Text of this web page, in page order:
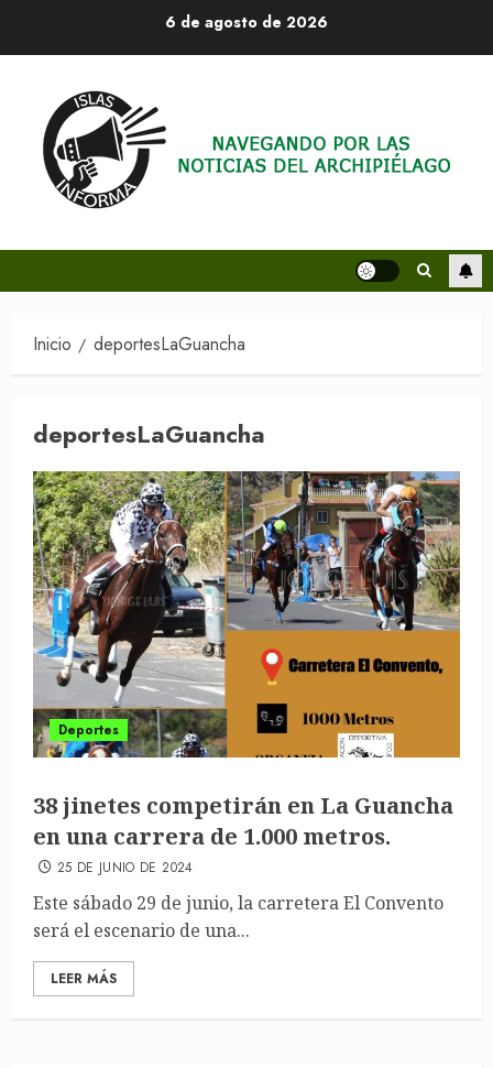
6 de agosto de 2026
Inicio deportesLaGuancha
deportesLaGuancha
Deportes
38 jinetes competirán en La Guancha
en una carrera de 1.000 metros.
25 DE JUNIO DE 2024
Este sábado 29 de junio, la carretera El Convento
será el escenario de una...
LEER MÁS